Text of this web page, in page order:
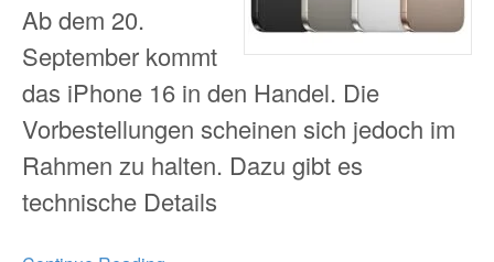
Ab dem 20.
September kommt
das iPhone 16 in den Handel. Die
Vorbestellungen scheinen sich jedoch im
Rahmen zu halten. Dazu gibt es
technische Details